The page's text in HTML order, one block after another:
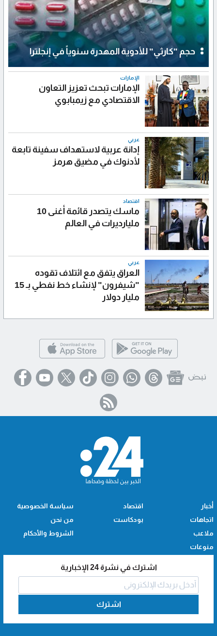
حجم "كارثي" للأدوية المهدرة سنوياً في إنجلترا
الإمارات
الإمارات تبحث تعزيز التعاون
الاقتصادي مع زيمبابوي
عربي
إدانة عربية لاستهداف سفينة تابعة
لأدنوك في مضيق هرمز
اقتصاد
ماسك يتصدر قائمة أغنى 10
مليارديرات في العالم
عربي
العراق يتفق مع ائتلاف تقوده
"شيفرون" لإنشاء خط نفطي بـ 15
مليار دولار
أخبار
اتجاهات
ملاعب
منوعات
اقتصاد
بودكاست
سياسة الخصوصية
من نحن
الشروط والأحكام
اشترك في نشرة 24 الإخبارية
اشترك